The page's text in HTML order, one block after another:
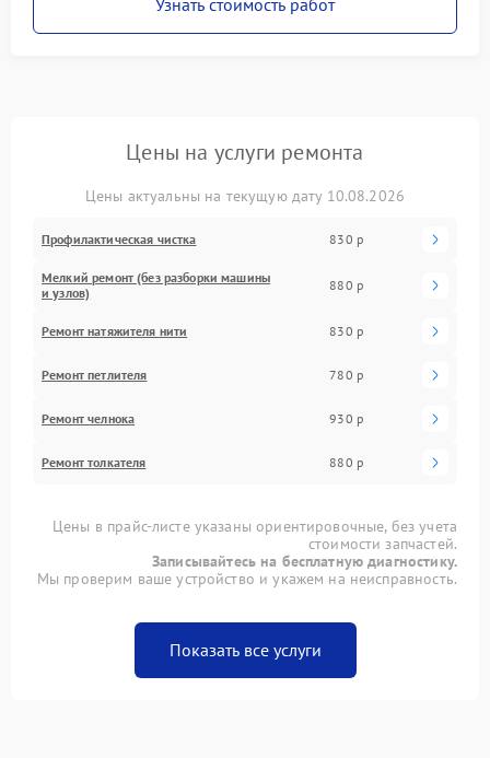
Цены на услуги ремонта
Цены актуальны на текущую дату 10.08.2026
Профилактическая чистка 830 р
Мелкий ремонт (без разборки машины
и узлов)
880 р
Ремонт натяжителя нити 830 р
Ремонт петлителя 780 р
Ремонт челнока 930 р
Ремонт толкателя 880 р
Цены в прайс-листе указаны ориентировочные, без учета
стоимости запчастей.
Записывайтесь на бесплатную диагностику.
Мы проверим ваше устройство и укажем на неисправность.
Показать все услуги